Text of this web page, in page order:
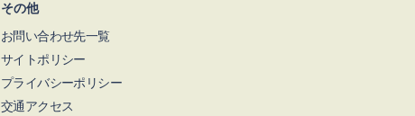
その他
お問い合わせ先一覧
サイトポリシー
プライバシーポリシー
交通アクセス